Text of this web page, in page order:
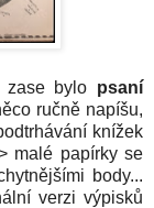
zase bylo psaní
ručně napíšu,
knížek
malé papírky se
body...
verzi výpisků